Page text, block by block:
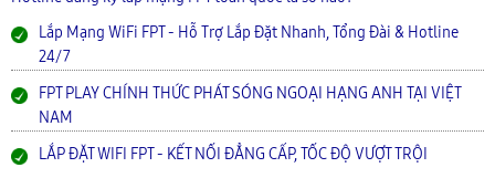
Lắp Mạng WiFi FPT - Hỗ Trợ Lắp Đặt Nhanh, Tổng Đài & Hotline
24/7
FPT PLAY CHÍNH THỨC PHÁT SÓNG NGOẠI HẠNG ANH TẠI VIỆT
NAM
LẮP ĐẶT WIFI FPT - KẾT NỐI ĐẲNG CẤP, TỐC ĐỘ VƯỢT TRỘI